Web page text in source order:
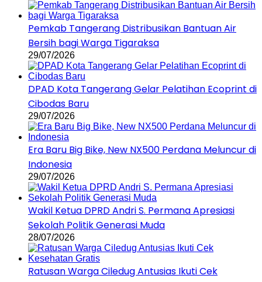
Pemkab Tangerang Distribusikan Bantuan Air
Bersih bagi Warga Tigaraksa
29/07/2026
DPAD Kota Tangerang Gelar Pelatihan Ecoprint di
Cibodas Baru
29/07/2026
Era Baru Big Bike, New NX500 Perdana Meluncur di
Indonesia
29/07/2026
Wakil Ketua DPRD Andri S. Permana Apresiasi
Sekolah Politik Generasi Muda
28/07/2026
Ratusan Warga Ciledug Antusias Ikuti Cek